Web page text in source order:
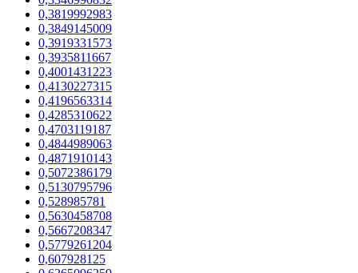
0,3819992983
0,3849145009
0,3919331573
0,3935811667
0,4001431223
0,4130227315
0,4196563314
0,4285310622
0,4703119187
0,4844989063
0,4871910143
0,5072386179
0,5130795796
0,528985781
0,5630458708
0,5667208347
0,5779261204
0,607928125